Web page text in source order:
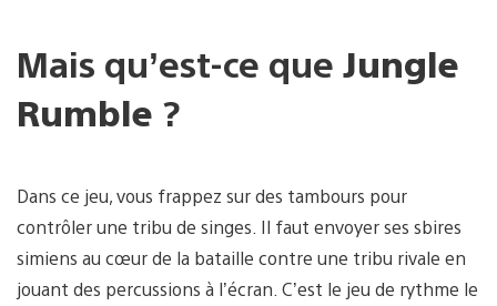
Mais qu’est-ce que Jungle
Rumble ?
Dans ce jeu, vous frappez sur des tambours pour
contrôler une tribu de singes. Il faut envoyer ses sbires
simiens au cœur de la bataille contre une tribu rivale en
jouant des percussions à l’écran. C’est le jeu de rythme le